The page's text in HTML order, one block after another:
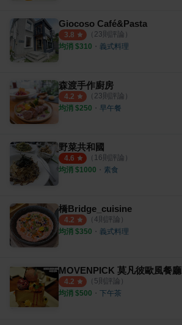
Giocoso Café&Pasta
3.8 （ 23則評論）
均消 $310 ・ 義式料理
森渡手作廚房
4.2 （ 23則評論）
均消 $250 ・ 早午餐
野菜共和國
4.6 （ 16則評論）
均消 $1000 ・ 素食
橋Bridge_cuisine
4.2 （ 4則評論）
均消 $350 ・ 義式料理
MOVENPICK 莫凡彼歐風餐廳
4.2 （ 5則評論）
均消 $500 ・ 下午茶